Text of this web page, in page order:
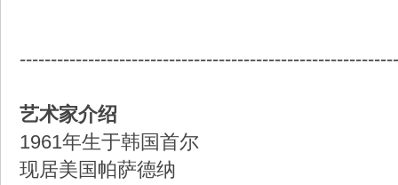
艺术家介绍
1961年生于韩国首尔
现居美国帕萨德纳